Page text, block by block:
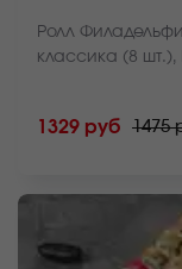
Ролл
классика (8 шт.),
шт.) *Внешний
сайте.
1329 руб 1475